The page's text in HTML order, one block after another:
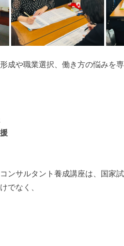
成や職業選択、働き方の悩みを
ンサルタント養成講座は、国家
でなく、